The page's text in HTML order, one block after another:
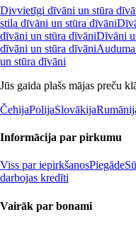
Divvietīgi dīvāni un stūra
stila dīvāni un stūra dīvāni
dīvāni un stūra dīvāniDīvāni
dīvāni un stūra dīvāni
un stūra dīvāni
Jūs gaida plašs mājas preču
ČehijaPolijaSlovākija
Informācija par pirkumu
Viss par iepirkšanosPiegāde
darbojas kredīti
Vairāk par bonami